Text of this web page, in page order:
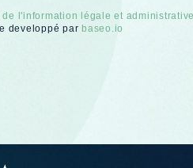
de l'information légale et
developpé parbaseo.io